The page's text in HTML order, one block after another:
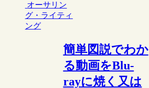
オーサリン
グ・ライティ
ング
簡単図説でわか
る動画をBlu-
rayに焼く又は